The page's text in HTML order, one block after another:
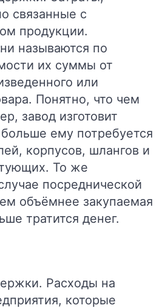
связанные с
продукции.
называются по
их суммы от
или
Понятно, что чем
завод изготовит
ему потребуется
корпусов, шлангов и
То же
посреднической
объёмнее закупаемая
тратится денег.
Расходы на
которые